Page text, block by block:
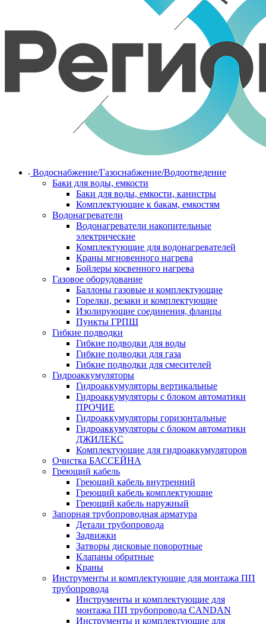
Водоснабжение/Газоснабжение/Водоотведение
Баки для воды, емкости
Баки для воды, емкости, канистры
Комплектующие к бакам, емкостям
Водонагреватели
Водонагреватели накопительные
электрические
Комплектующие для водонагревателей
Краны мгновенного нагрева
Бойлеры косвенного нагрева
Газовое оборудование
Баллоны газовые и комплектующие
Горелки, резаки и комплектующие
Изолирующие соединения, фланцы
Пункты ГРПШ
Гибкие подводки
Гибкие подводки для воды
Гибкие подводки для газа
Гибкие подводки для смесителей
Гидроаккумуляторы
Гидроаккумуляторы вертикальные
Гидроаккумуляторы с блоком автоматики
ПРОЧИЕ
Гидроаккумуляторы горизонтальные
Гидроаккумуляторы с блоком автоматики
ДЖИЛЕКС
Комплектующие для гидроаккумуляторов
Очистка БАССЕЙНА
Греющий кабель
Греющий кабель внутренний
Греющий кабель комплектующие
Греющий кабель наружный
Запорная трубопроводная арматура
Детали трубопровода
Задвижки
Затворы дисковые поворотные
Клапаны обратные
Краны
Инструменты и комплектующие для монтажа ПП
трубопровода
Инструменты и комплектующие для
монтажа ПП трубопровода CANDAN
Инструменты и комплектующие для